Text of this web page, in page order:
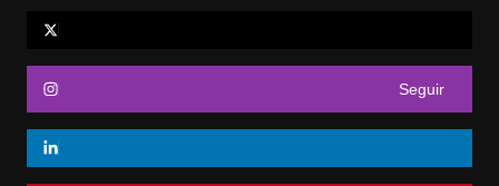
Seguir